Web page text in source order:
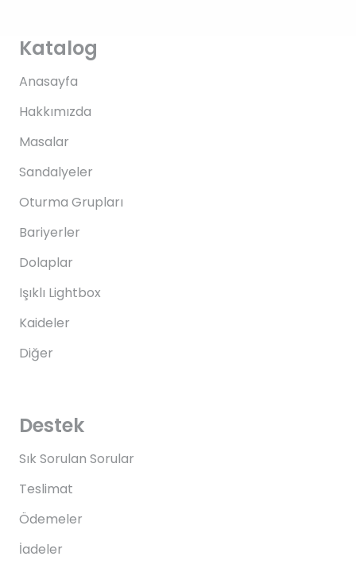
Katalog
Anasayfa
Hakkımızda
Masalar
Sandalyeler
Oturma Grupları
Bariyerler
Dolaplar
Işıklı Lightbox
Kaideler
Diğer
Destek
Sık Sorulan Sorular
Teslimat
Ödemeler
İadeler